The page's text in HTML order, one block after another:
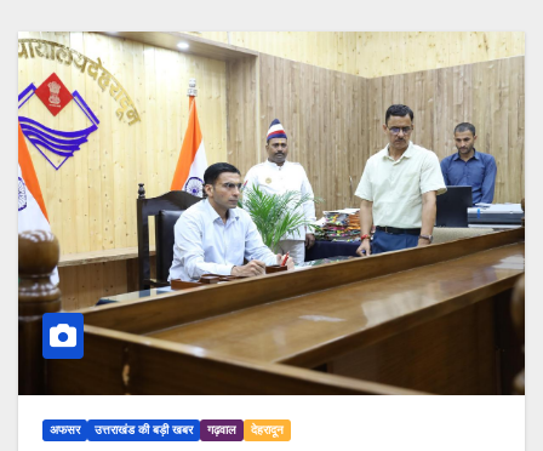
अफसर उत्तराखंड की बड़ी खबर गढ़वाल देहरादून